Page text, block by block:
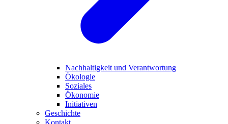
Nachhaltigkeit und Verantwortung
Ökologie
Soziales
Ökonomie
Initiativen
Geschichte
Kontakt